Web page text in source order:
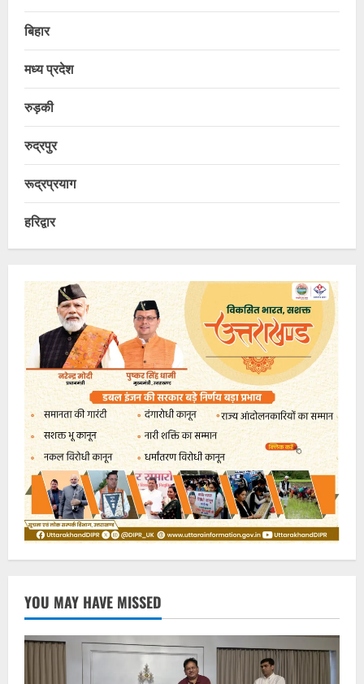
बिहार
मध्य प्रदेश
रुड़की
रुद्रपुर
रूद्रप्रयाग
हरिद्वार
YOU MAY HAVE MISSED